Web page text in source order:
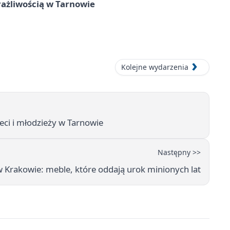
w Tarnowie
Kolejne wydarzenia
i młodzieży w Tarnowie
Następny >>
Krakowie: meble, które oddają urok minionych lat